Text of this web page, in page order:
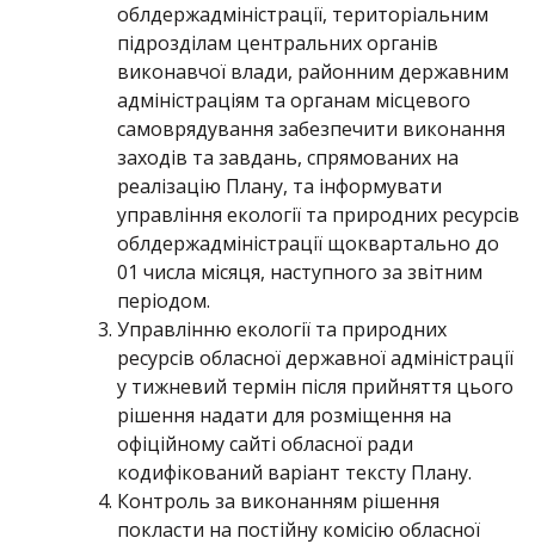
облдержадміністрації, територіальним
підрозділам центральних органів
виконавчої влади, районним державним
адміністраціям та органам місцевого
самоврядування забезпечити виконання
заходів та завдань, спрямованих на
реалізацію Плану, та інформувати
управління екології та природних ресурсів
облдержадміністрації щоквартально до
01 числа місяця, наступного за звітним
періодом.
Управлінню екології та природних
ресурсів обласної державної адміністрації
у тижневий термін після прийняття цього
рішення надати для розміщення на
офіційному сайті обласної ради
кодифікований варіант тексту Плану.
Контроль за виконанням рішення
покласти на постійну комісію обласної